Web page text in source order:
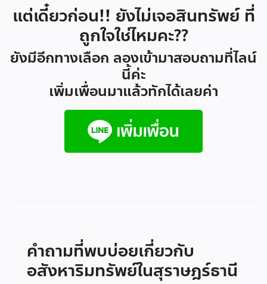
แต่เดี๋ยวก่อน!! ยังไม่เจอสินทรัพย์ ที่
ถูกใจใช่ไหมคะ??
ยังมีอีกทางเลือก ลองเข้ามาสอบถามที่ไลน์
นี้ค่ะ
เพิ่มเพื่อนมาแล้วทักได้เลยค่า
คำถามที่พบบ่อยเกี่ยวกับ
อสังหาริมทรัพย์ในสุราษฎร์ธานี